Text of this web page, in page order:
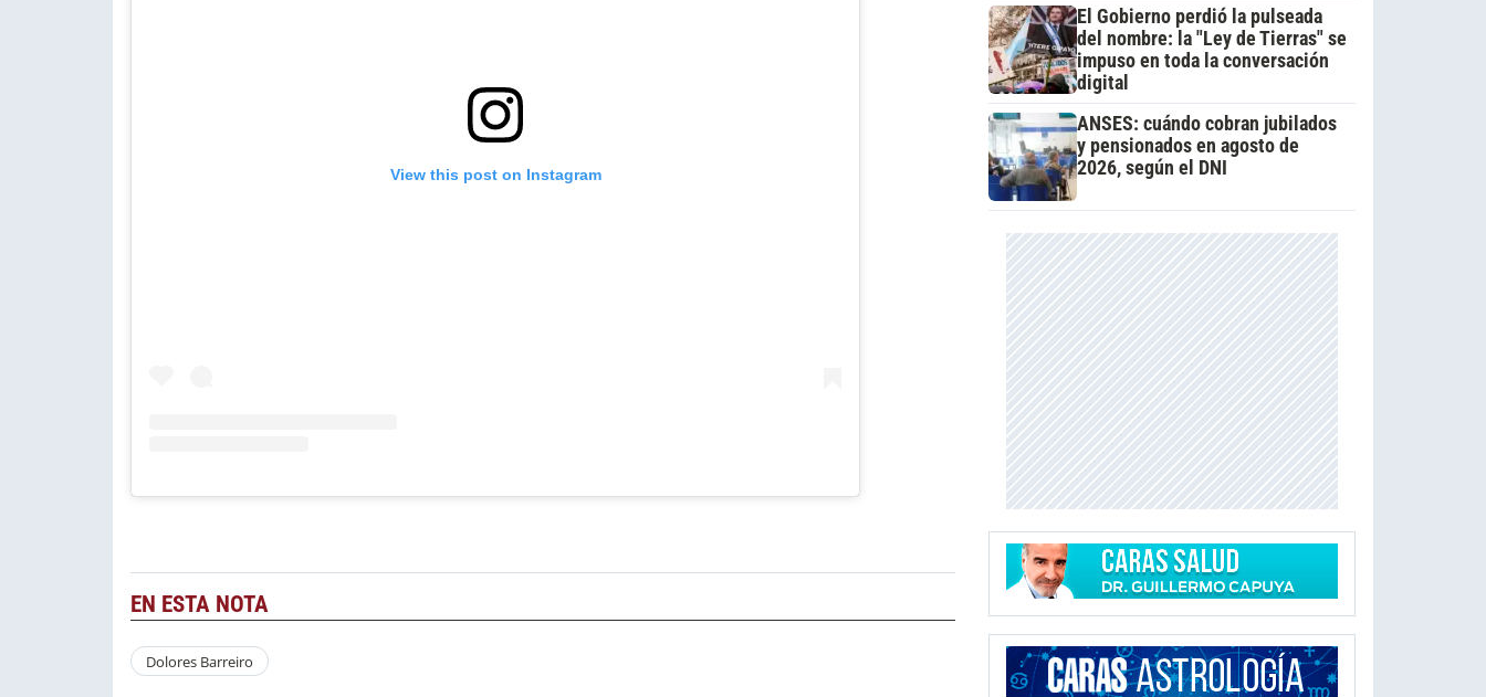
View this post on Instagram
EN ESTA NOTA
Dolores Barreiro
El Gobierno perdió la pulseada
del nombre: la "Ley de Tierras" se
impuso en toda la conversación
digital
ANSES: cuándo cobran jubilados
y pensionados en agosto de
2026, según el DNI